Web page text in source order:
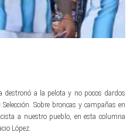
destronó a la pelota y no pocos dardos
Sobre broncas y campañas en
a nuestro pueblo, en esta columna
López.